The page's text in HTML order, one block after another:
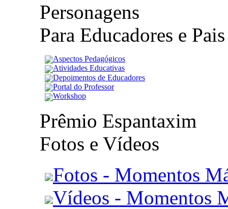
Personagens
Para Educadores e Pais
Aspectos Pedagógicos
Atividades Educativas
Depoimentos de Educadores
Portal do Professor
Workshop
Prêmio Espantaxim
Fotos e Vídeos
Fotos - Momentos
Vídeos - Momentos